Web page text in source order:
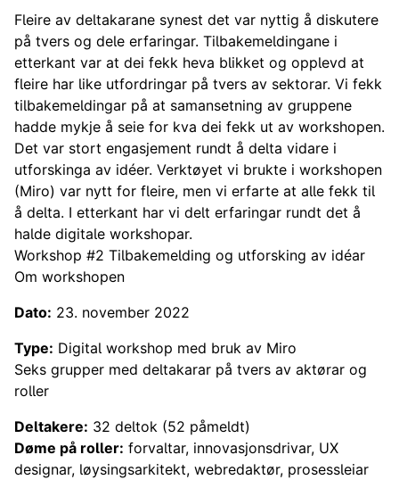
Fleire av deltakarane synest det var nyttig å diskutere
på tvers og dele erfaringar. Tilbakemeldingane i
etterkant var at dei fekk heva blikket og opplevd at
fleire har like utfordringar på tvers av sektorar. Vi fekk
tilbakemeldingar på at samansetning av gruppene
hadde mykje å seie for kva dei fekk ut av workshopen.
Det var stort engasjement rundt å delta vidare i
utforskinga av idéer. Verktøyet vi brukte i workshopen
(Miro) var nytt for fleire, men vi erfarte at alle fekk til
å delta. I etterkant har vi delt erfaringar rundt det å
halde digitale workshopar.
​Workshop #2 Tilbakemelding og utforsking av idéar
Om workshopen
Dato: 23. november 2022
Type: Digital workshop med bruk av Miro
Seks grupper med deltakarar på tvers av aktørar og
roller
Deltakere: 32 deltok (52 påmeldt)
Døme på roller: forvaltar, innovasjonsdrivar, UX
designar, løysingsarkitekt, webredaktør, prosessleiar